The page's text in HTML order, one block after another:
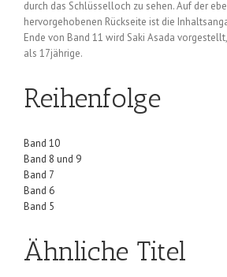
durch das Schlüsselloch zu sehen. Auf der
hervorgehobenen Rückseite ist die
Ende von Band 11 wird Saki Asada
als 17jährige.
Reihenfolge
Band 10
Band 8 und 9
Band 7
Band 6
Band 5
Ähnliche Titel